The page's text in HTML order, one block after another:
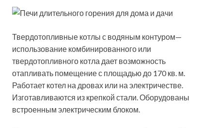
Твердотопливные котлы с водяным контуром—
использование комбинированного или
твердотопливного котла дает возможность
отапливать помещение с площадью до 170 кв. м.
Работает котел на дровах или на электричестве.
Изготавливаются из крепкой стали. Оборудованы
встроенным электрическим блоком.